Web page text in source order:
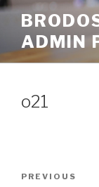
Skip
contentADMIN
o21
Previous
PREVIOUS